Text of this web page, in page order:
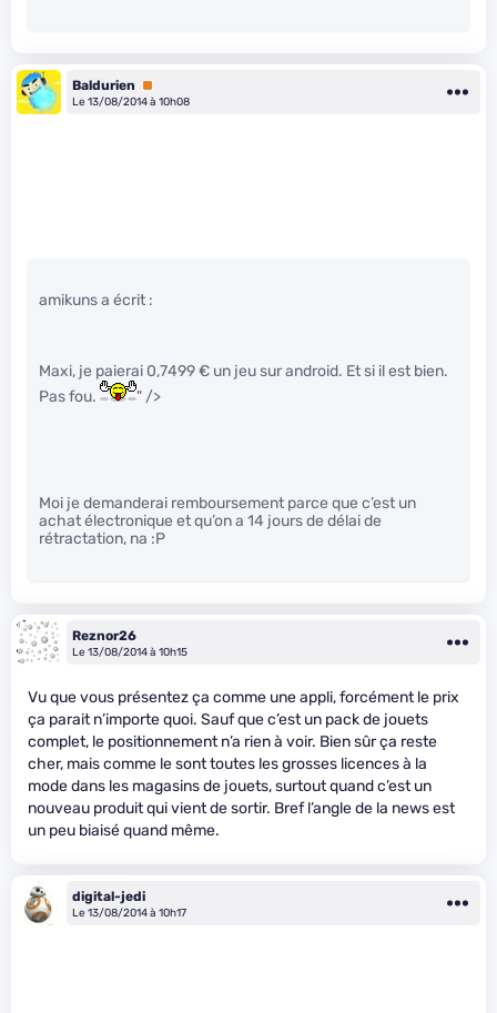
Baldurien
Premium
Le 13/08/2014 à 10h08
amikuns a écrit :
Maxi, je paierai 0,7499 € un jeu sur android. Et si il est bien.
Pas fou.
" />
Moi je demanderai remboursement parce que c’est un
achat électronique et qu’on a 14 jours de délai de
rétractation, na :P
Reznor26
Le 13/08/2014 à 10h15
Vu que vous présentez ça comme une appli, forcément le prix
ça parait n’importe quoi. Sauf que c’est un pack de jouets
complet, le positionnement n’a rien à voir. Bien sûr ça reste
cher, mais comme le sont toutes les grosses licences à la
mode dans les magasins de jouets, surtout quand c’est un
nouveau produit qui vient de sortir. Bref l’angle de la news est
un peu biaisé quand même.
digital-jedi
Le 13/08/2014 à 10h17